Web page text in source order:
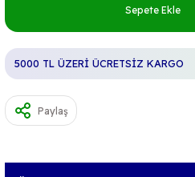
Sepete Ekle
5000 TL ÜZERİ ÜCRETSİZ KARGO
Paylaş